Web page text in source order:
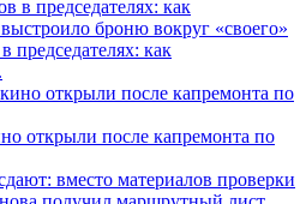
председателях: как
открыли после капремонта по